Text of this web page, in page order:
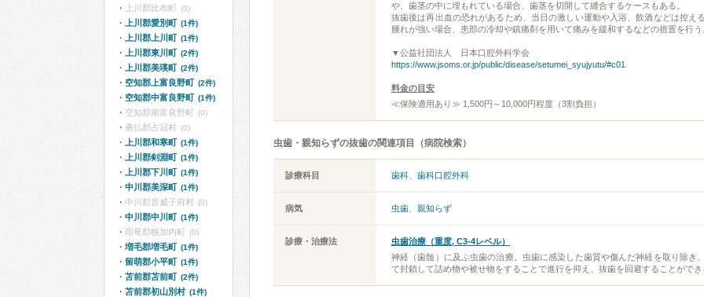
や、歯茎の中に埋もれている場合、歯茎を切開して縫合するケースもある。
抜歯後は再出血の恐れがあるため、当日の激しい運動や入浴、飲酒などは控え
腫れが強い場合、患部の冷却や鎮痛剤を用いて痛みを緩和するなどの措置を行う
▼公益社団法人 日本口腔外科学会
https://www.jsoms.or.jp/public/disease/setumei_syujyutu/#c01
料金の目安
≪保険適用あり≫ 1,500円～10,000円程度（3割負担）
虫歯・親知らずの抜歯の関連項目（病院検索）
診療科目 歯科 歯科口腔外科
病気 虫歯 親知らず
診療・治療法
虫歯治療（重度, C3-4レベル）
神経（歯髄）に及ぶ虫歯の治療。虫歯に感染した歯質や傷んだ神経を取り除き
て封鎖して詰め物や被せ物をすることで進行を抑え、抜歯を回避することができ
上川郡比布町 (0)
上川郡愛別町 (1件)
上川郡上川町 (1件)
上川郡東川町 (2件)
上川郡美瑛町 (2件)
空知郡上富良野町 (2件)
空知郡中富良野町 (1件)
空知郡南富良野町 (0)
勇払郡占冠村 (0)
上川郡和寒町 (1件)
上川郡剣淵町 (1件)
上川郡下川町 (1件)
中川郡美深町 (1件)
中川郡音威子府村 (0)
中川郡中川町 (1件)
雨竜郡幌加内町 (0)
増毛郡増毛町 (1件)
留萌郡小平町 (1件)
苫前郡苫前町 (2件)
苫前郡初山別村 (1件)